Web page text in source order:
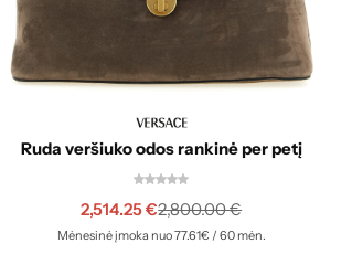
Ruda veršiuko odos rankinė per petį
2,800.00€
2,514.25€
Mėnesinė įmoka nuo 77.61€ / 60 mėn.